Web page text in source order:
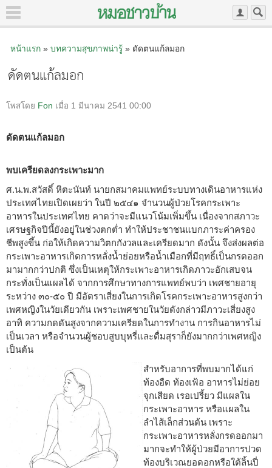
หน้าแรก» บทความสุขภาพน่ารู้» ดัดตนแก้ลมอก
ดัดตนแก้ลมอก
โพสโดย Fon เมื่อ 1 มีนาคม 2541 00:00
ดัดตนแก้ลมอก
พบเครียดลงกระเพาะมาก
ศ.น.พ.สวัสดิ์ หิตะนันท์ นายกสมาคมแพทย์ระบบทางเดินอาหารแห่ง
ประเทศไทยเปิดเผยว่า ในปี ๒๕๔๑ จำนวนผู้ป่วยโรคกระเพาะ
อาหารในประเทศไทย คาดว่าจะมีแนวโน้มเพิ่มขึ้น เนื่องจากสภาวะ
เศรษฐกิจปีนี้ยังอยู่ในช่วงตกต่ำ ทำให้ประชาชนแบกภาระค่าครอง
ชีพสูงขึ้น ก่อให้เกิดความวิตกกังวลและเครียดมาก ดังนั้น จึงส่งผลต่อ
กระเพาะอาหารเกิดการหลั่งน้ำย่อยหรือน้ำเมือกที่มีฤทธิ์เป็นกรดออก
มามากกว่าปกติ ซึ่งเป็นเหตุให้กระเพาะอาหารเกิดภาวะอักเสบจน
กระทั่งเป็นแผลได้ จากการศึกษาทางการแพทย์พบว่า เพศชายอายุ
ระหว่าง ๓๐-๕๐ ปี มีอัตราเสี่ยงในการเกิดโรคกระเพาะอาหารสูงกว่า
เพศหญิงในวัยเดียวกัน เพราะเพศชายในวัยดังกล่าวมีภาวะเสี่ยงสูง
อาทิ ความกดดันสูงจากความเครียดในการทำงาน การกินอาหารไม่
เป็นเวลา หรือจำนวนผู้ชอบสูบบุหรี่และดื่มสุราก็ยังมากกว่าเพศหญิง
เป็นต้น
สำหรับอาการที่พบมากได้แก่
ท้องอืด ท้องเฟ้อ อาหารไม่ย่อย
จุกเสียด เรอเปรี้ยว มีแผลใน
กระเพาะอาหาร หรือแผลใน
ลำไส้เล็กส่วนต้น เพราะ
กระเพาะอาหารหลั่งกรดออกมา
มากจะทำให้ผู้ป่วยมีอาการปวด
ท้องบริเวณยอดอกหรือใต้ลิ้นปี่